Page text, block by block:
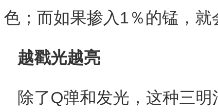
色；而如果掺入1％的锰，就
越戳光越亮
除了Q弹和发光，这种三